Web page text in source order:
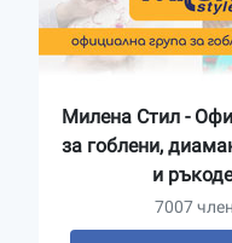
Милена Стил -
за гоблени,
и
7007